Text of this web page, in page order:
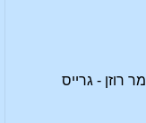
רוזן - גרייס